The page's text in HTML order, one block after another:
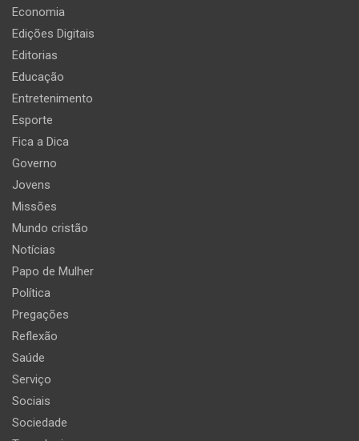
Economia
Edições Digitais
Editorias
Educação
Entretenimento
Esporte
Fica a Dica
Governo
Jovens
Missões
Mundo cristão
Notícias
Papo de Mulher
Política
Pregações
Reflexão
Saúde
Serviço
Sociais
Sociedade